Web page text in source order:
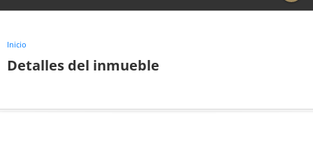
Inicio
Detalles del inmueble